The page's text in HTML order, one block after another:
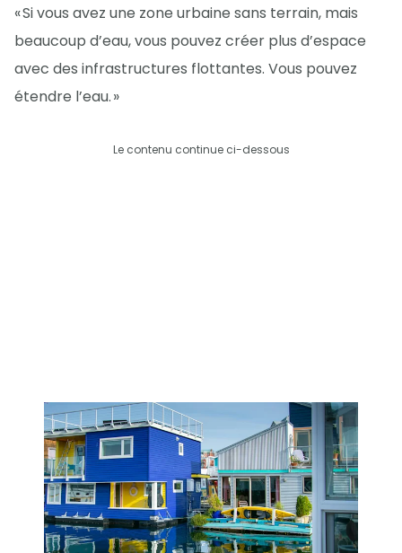
« Si vous avez une zone urbaine sans terrain, mais
beaucoup d’eau, vous pouvez créer plus d’espace
avec des infrastructures flottantes. Vous pouvez
étendre l’eau. »
Le contenu continue ci-dessous